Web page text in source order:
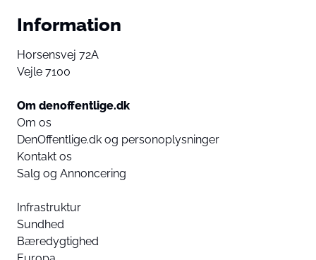
Information
Horsensvej 72A
Vejle 7100
Om denoffentlige.dk
Om os
DenOffentlige.dk og personoplysninger
Kontakt os
Salg og Annoncering
Infrastruktur
Sundhed
Bæredygtighed